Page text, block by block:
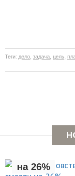
Теги: дело задача цель
Раннее
на 26%